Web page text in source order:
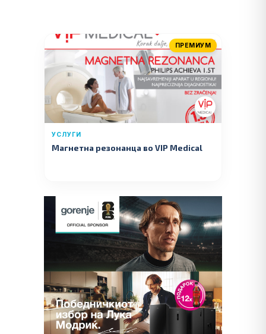
ПРЕМИУМ
УСЛУГИ
Магнетна резонанца во VIP Medical